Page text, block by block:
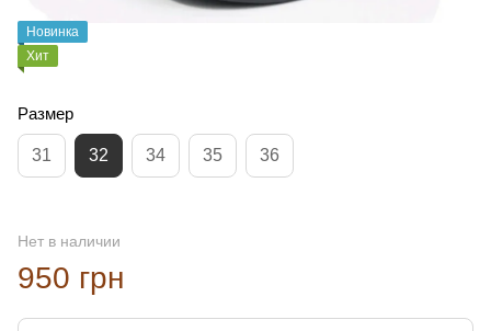
Новинка
Хит
Размер
31 32 34 35 36
Нет в наличии
950 грн